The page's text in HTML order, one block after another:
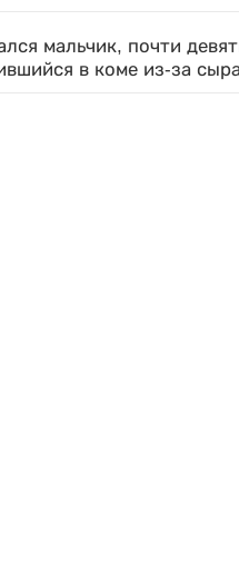
мальчик, почти
в коме из-за сыра